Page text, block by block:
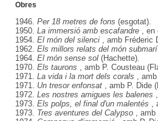
Obres
1946. Per 18 metres de fons (esgotat).
1950. La immersió amb escafandre
,
1954. El món del silenci
, amb Fréderic
1962. Els millors relats del món submarí
1964. El món sense sol (Hachette).
1970. Els taurons
, amb P. Cousteau
1971.
La vida i la mort dels corals
,
1971.
Un tresor enfonsat
, amb P. Dide
1972. Les nostres amigues les balenes
1973. Els polps, el final d'un malentés
1973. Tres aventures del Calypso
,